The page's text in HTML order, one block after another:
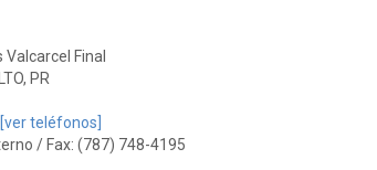
Final
PR
[ver teléfonos]
/ Fax: (787) 748-4195